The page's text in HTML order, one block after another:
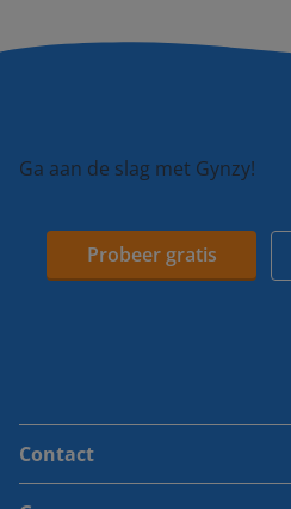
Ga aan de slag met Gynzy!
Probeer gratis
Contact